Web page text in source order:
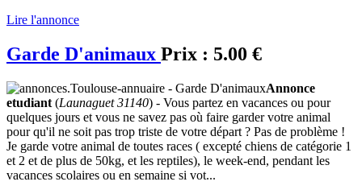
Lire l'annonce
Garde D'animaux Prix : 5.00 €
Annonce
etudiant (Launaguet 31140) - Vous partez en vacances ou pour
quelques jours et vous ne savez pas où faire garder votre animal
pour qu'il ne soit pas trop triste de votre départ ? Pas de problème !
Je garde votre animal de toutes races ( excepté chiens de catégorie 1
et 2 et de plus de 50kg, et les reptiles), le week-end, pendant les
vacances scolaires ou en semaine si vot...